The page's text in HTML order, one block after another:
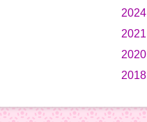
2024
2021
2020
2018